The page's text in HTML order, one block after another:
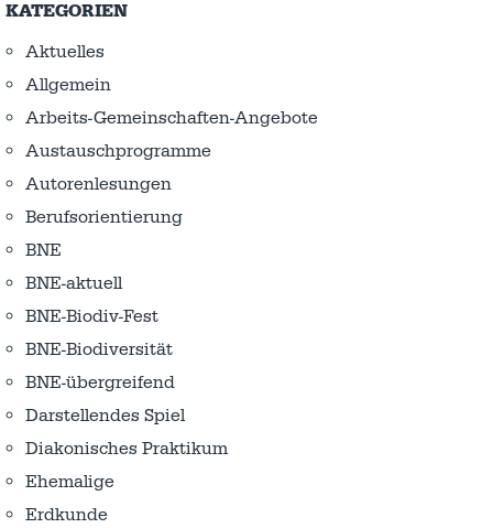
KATEGORIEN
Aktuelles
Allgemein
Arbeits-Gemeinschaften-Angebote
Austausch­programme
Autorenlesungen
Berufsorientierung
BNE
BNE-aktuell
BNE-Biodiv-Fest
BNE-Biodiversität
BNE-übergreifend
Darstellendes Spiel
Diakonisches Praktikum
Ehemalige
Erdkunde